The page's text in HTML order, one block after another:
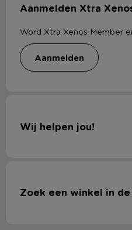
Aanmelden Xtra
Word Xtra Xenos Member
aanmelden
Wij helpen jou!
Zoek een winkel in